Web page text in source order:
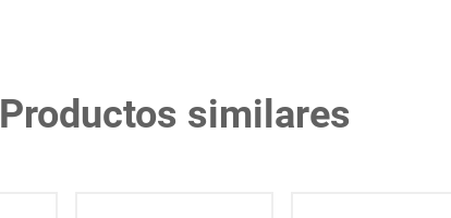
Productos similares